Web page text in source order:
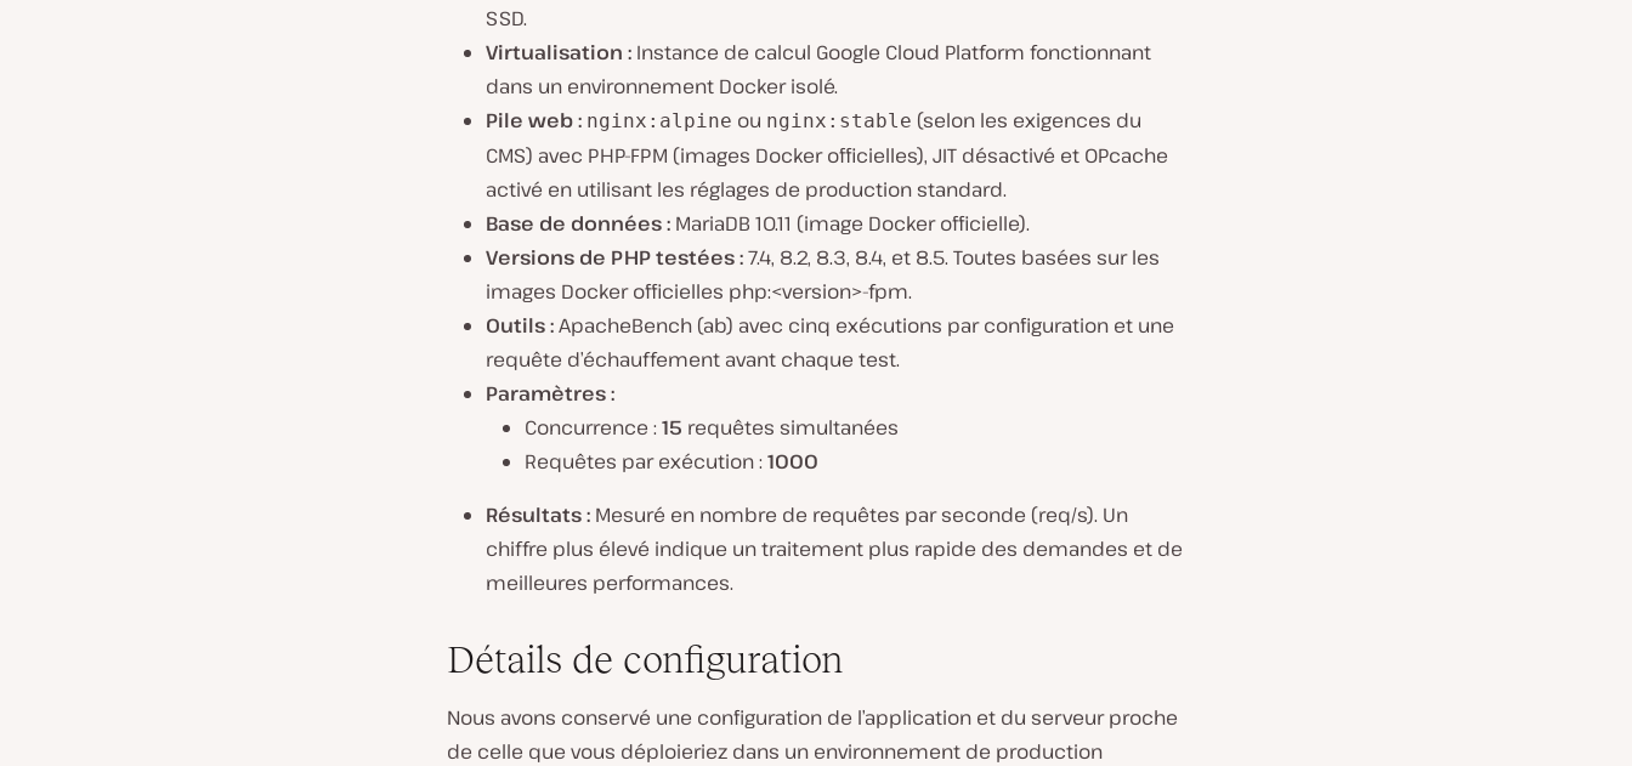
SSD.
Virtualisation : Instance de calcul Google Cloud Platform fonctionnant
dans un environnement Docker isolé.
Pile web : nginx:alpine ou nginx:stable (selon les exigences du
CMS) avec PHP-FPM (images Docker officielles), JIT désactivé et OPcache
activé en utilisant les réglages de production standard.
Base de données : MariaDB 10.11 (image Docker officielle).
Versions de PHP testées :7.4, 8.2, 8.3, 8.4, et 8.5. Toutes basées sur les
images Docker officielles php:<version>-fpm.
Outils :ApacheBench (ab) avec cinq exécutions par configuration et une
requête d’échauffement avant chaque test.
Paramètres :
Concurrence : 15 requêtes simultanées
Requêtes par exécution : 1000
Résultats : Mesuré en nombre de requêtes par seconde (req/s). Un
chiffre plus élevé indique un traitement plus rapide des demandes et de
meilleures performances.
Détails de configuration
Nous avons conservé une configuration de l’application et du serveur proche
de celle que vous déploieriez dans un environnement de production